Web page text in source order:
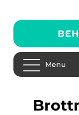
Menu